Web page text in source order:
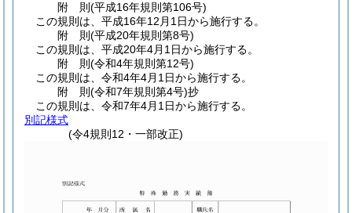
附 則(平成16年規則第106号)
この規則は、平成16年12月1日から施行する。
附 則(平成20年規則第8号)
この規則は、平成20年4月1日から施行する。
附 則(令和4年規則第12号)
この規則は、令和4年4月1日から施行する。
附 則(令和7年規則第4号)抄
この規則は、令和7年4月1日から施行する。
別記様式
(令4規則12・一部改正)